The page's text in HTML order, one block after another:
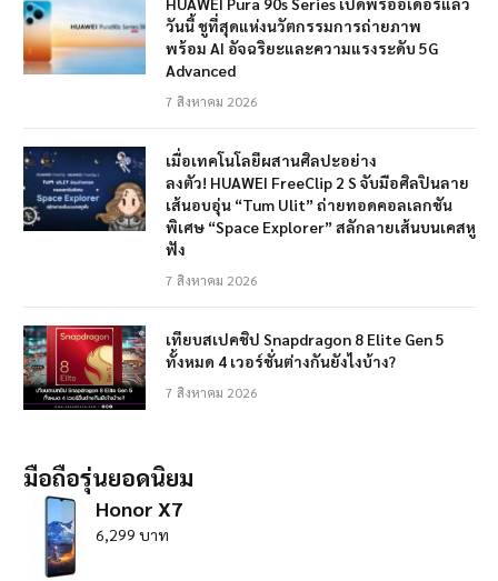
วันนี้ ชูที่สุดแห่งนวัตกรรมการถ่ายภาพ
พร้อม AI อัจฉริยะและความแรงระดับ 5G
Advanced
7 สิงหาคม 2026
เมื่อเทคโนโลยีผสานศิลปะอย่าง
ลงตัว! HUAWEI FreeClip 2 S จับมือศิลปินลาย
เส้นอบอุ่น “Tum Ulit” ถ่ายทอดคอลเลกชัน
พิเศษ “Space Explorer” สลักลายเส้นบนเคสหู
ฟัง
7 สิงหาคม 2026
เทียบสเปคชิป Snapdragon 8 Elite Gen 5
ทั้งหมด 4 เวอร์ชั่นต่างกันยังไงบ้าง?
7 สิงหาคม 2026
มือถือรุ่นยอดนิยม
Honor X7
6,299 บาท